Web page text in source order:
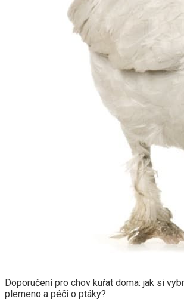
Doporučení pro chov kuřat doma: jak si
plemeno a péči o ptáky?